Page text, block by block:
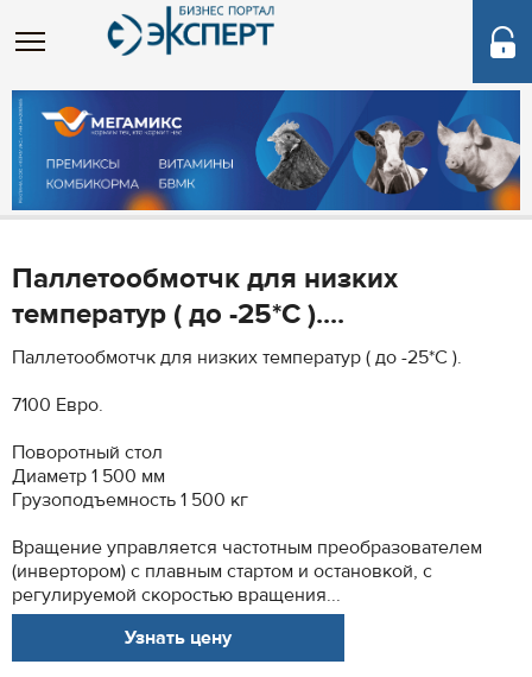
Паллетообмотчк для низких
температур ( до -25*С )....
Паллетообмотчк для низких температур ( до -25*С ).
7100 Евро.
Поворотный стол
Диаметр 1 500 мм
Грузоподъемность 1 500 кг
Вращение управляется частотным преобразователем
(инвертором) с плавным стартом и остановкой, с
регулируемой скоростью вращения...
Узнать цену